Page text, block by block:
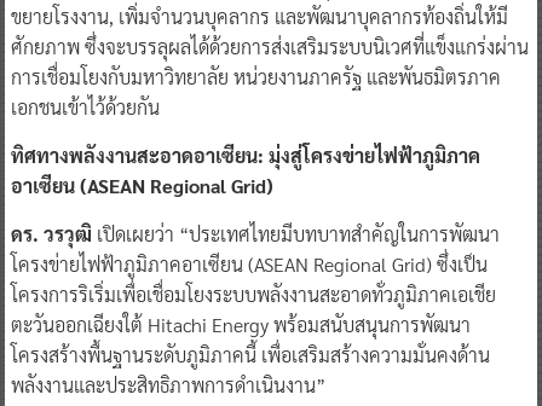
ขยายโรงงาน, เพิ่มจำนวนบุคลากร และพัฒนาบุคลากรท้องถิ่นให้มี
ศักยภาพ ซึ่งจะบรรลุผลได้ด้วยการส่งเสริมระบบนิเวศที่แข็งแกร่งผ่าน
การเชื่อมโยงกับมหาวิทยาลัย หน่วยงานภาครัฐ และพันธมิตรภาค
เอกชนเข้าไว้ด้วยกัน
ทิศทางพลังงานสะอาดอาเซียน: มุ่งสู่โครงข่ายไฟฟ้าภูมิภาค
อาเซียน (ASEAN Regional Grid)
ดร. วรวุฒิ เปิดเผยว่า “ประเทศไทยมีบทบาทสำคัญในการพัฒนา
โครงข่ายไฟฟ้าภูมิภาคอาเซียน (ASEAN Regional Grid) ซึ่งเป็น
โครงการริเริ่มเพื่อเชื่อมโยงระบบพลังงานสะอาดทั่วภูมิภาคเอเชีย
ตะวันออกเฉียงใต้ Hitachi Energy พร้อมสนับสนุนการพัฒนา
โครงสร้างพื้นฐานระดับภูมิภาคนี้ เพื่อเสริมสร้างความมั่นคงด้าน
พลังงานและประสิทธิภาพการดำเนินงาน”